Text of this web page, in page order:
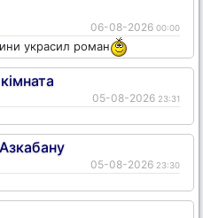
06-08-2026 00:00
украсил роман
05-08-2026 23:31
Азкабану
05-08-2026 23:30